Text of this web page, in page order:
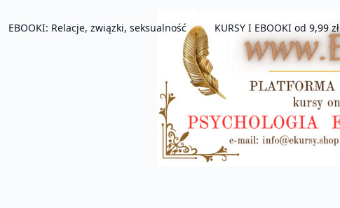
EBOOKI: Relacje, związki, seksualność KURSY I EBOOKI od 9,99 zł